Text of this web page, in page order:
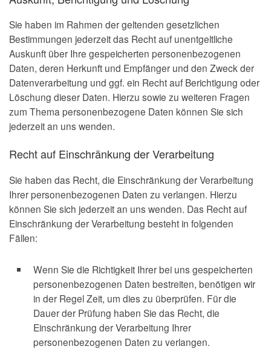
Sie haben im Rahmen der geltenden gesetzlichen
Bestimmungen jederzeit das Recht auf unentgeltliche
Auskunft über Ihre gespeicherten personenbezogenen
Daten, deren Herkunft und Empfänger und den Zweck der
Datenverarbeitung und ggf. ein Recht auf Berichtigung oder
Löschung dieser Daten. Hierzu sowie zu weiteren Fragen
zum Thema personenbezogene Daten können Sie sich
jederzeit an uns wenden.
Recht auf Einschränkung der Verarbeitung
Sie haben das Recht, die Einschränkung der Verarbeitung
Ihrer personenbezogenen Daten zu verlangen. Hierzu
können Sie sich jederzeit an uns wenden. Das Recht auf
Einschränkung der Verarbeitung besteht in folgenden
Fällen:
Wenn Sie die Richtigkeit Ihrer bei uns gespeicherten
personenbezogenen Daten bestreiten, benötigen wir
in der Regel Zeit, um dies zu überprüfen. Für die
Dauer der Prüfung haben Sie das Recht, die
Einschränkung der Verarbeitung Ihrer
personenbezogenen Daten zu verlangen.